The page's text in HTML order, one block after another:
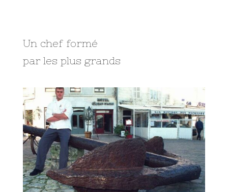
Un chef formé
par les plus grands